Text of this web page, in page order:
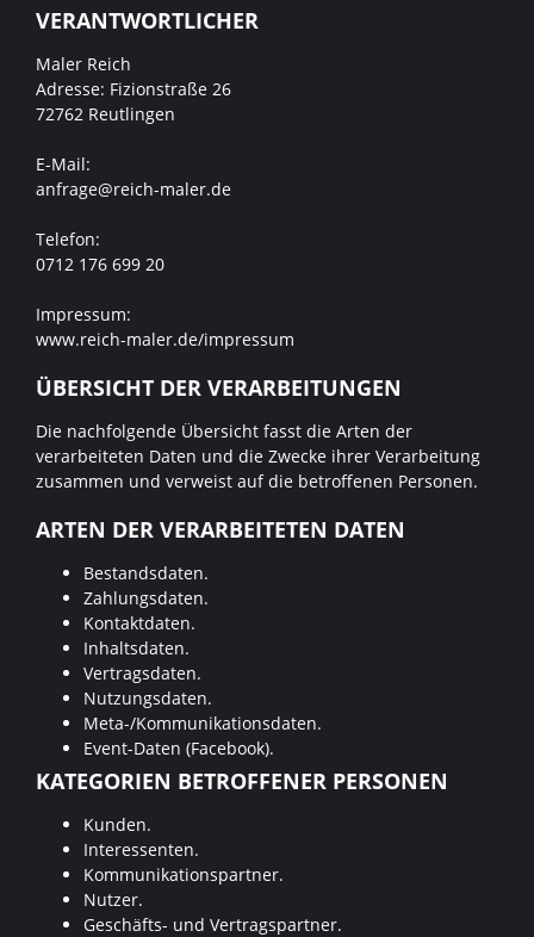
VERANTWORTLICHER
Maler Reich
Adresse: Fizionstraße 26
72762 Reutlingen
E-Mail:
anfrage@reich-maler.de
Telefon:
0712 176 699 20
Impressum:
www.reich-maler.de/impressum
ÜBERSICHT DER VERARBEITUNGEN
Die nachfolgende Übersicht fasst die Arten der
verarbeiteten Daten und die Zwecke ihrer Verarbeitung
zusammen und verweist auf die betroffenen Personen.
ARTEN DER VERARBEITETEN DATEN
Bestandsdaten.
Zahlungsdaten.
Kontaktdaten.
Inhaltsdaten.
Vertragsdaten.
Nutzungsdaten.
Meta-/Kommunikationsdaten.
Event-Daten (Facebook).
KATEGORIEN BETROFFENER PERSONEN
Kunden.
Interessenten.
Kommunikationspartner.
Nutzer.
Geschäfts- und Vertragspartner.